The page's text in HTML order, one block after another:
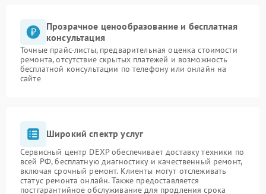
Прозрачное ценообразование и бесплатная
консультация
Точные прайс-листы, предварительная оценка стоимости
ремонта, отсутствие скрытых платежей и возможность
бесплатной консультации по телефону или онлайн на
сайте
Широкий спектр услуг
Сервисный центр DEXP обеспечивает доставку техники по
всей РФ, бесплатную диагностику и качественный ремонт,
включая срочный ремонт. Клиенты могут отслеживать
статус ремонта онлайн. Также предоставляется
постгарантийное обслуживание для продления срока